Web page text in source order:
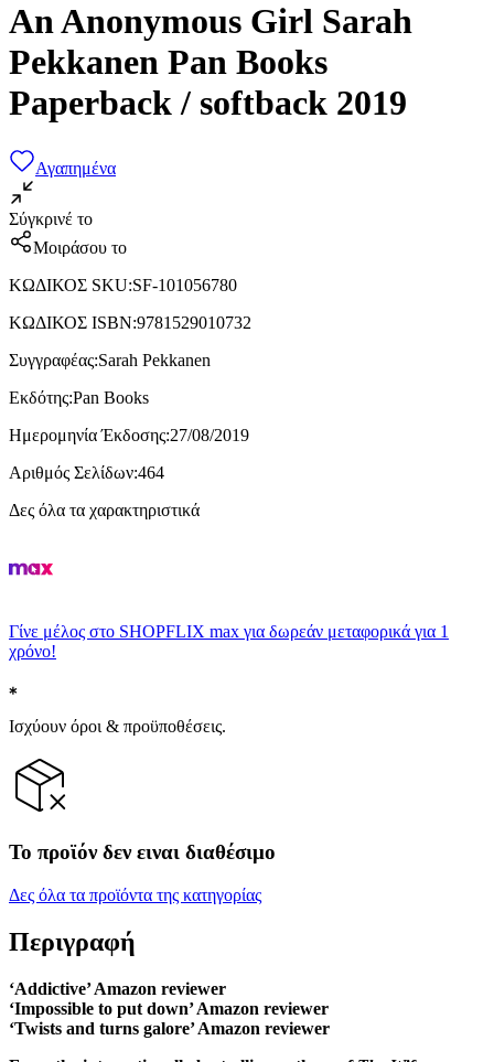
An Anonymous Girl Sarah
Pekkanen Pan Books
Paperback / softback 2019
Αγαπημένα
Σύγκρινέ το
Μοιράσου το
ΚΩΔΙΚΟΣ SKU:SF-101056780
ΚΩΔΙΚΟΣ ISBN:9781529010732
Συγγραφέας:Sarah Pekkanen
Εκδότης:Pan Books
Ημερομηνία Έκδοσης:27/08/2019
Αριθμός Σελίδων:464
Δες όλα τα χαρακτηριστικά
Γίνε μέλος στο SHOPFLIX max για δωρεάν μεταφορικά για 1
χρόνο!
Ισχύουν όροι & προϋποθέσεις.
Το προϊόν δεν ειναι διαθέσιμο
Δες όλα τα προϊόντα της κατηγορίας
Περιγραφή
‘Addictive’ Amazon reviewer
‘Impossible to put down’ Amazon reviewer
‘Twists and turns galore’ Amazon reviewer